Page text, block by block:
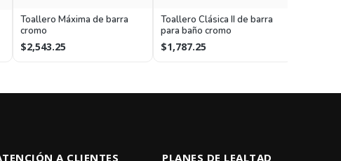
Toallero Máxima de barra
cromo
$2,543.25
Toallero Clásica II de barra
para baño cromo
$1,787.25
A CLIENTES PLANES DE LEALTAD